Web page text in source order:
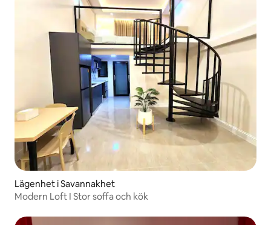
Lägenhet i Savannakhet
Modern Loft I Stor soffa och kök